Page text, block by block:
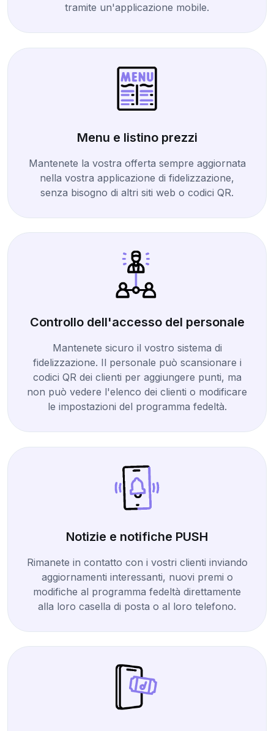
tramite un'applicazione mobile.
Menu e listino prezzi
Mantenete la vostra offerta sempre aggiornata
nella vostra applicazione di fidelizzazione,
senza bisogno di altri siti web o codici QR.
Controllo dell'accesso del personale
Mantenete sicuro il vostro sistema di
fidelizzazione. Il personale può scansionare i
codici QR dei clienti per aggiungere punti, ma
non può vedere l'elenco dei clienti o modificare
le impostazioni del programma fedeltà.
Notizie e notifiche PUSH
Rimanete in contatto con i vostri clienti inviando
aggiornamenti interessanti, nuovi premi o
modifiche al programma fedeltà direttamente
alla loro casella di posta o al loro telefono.